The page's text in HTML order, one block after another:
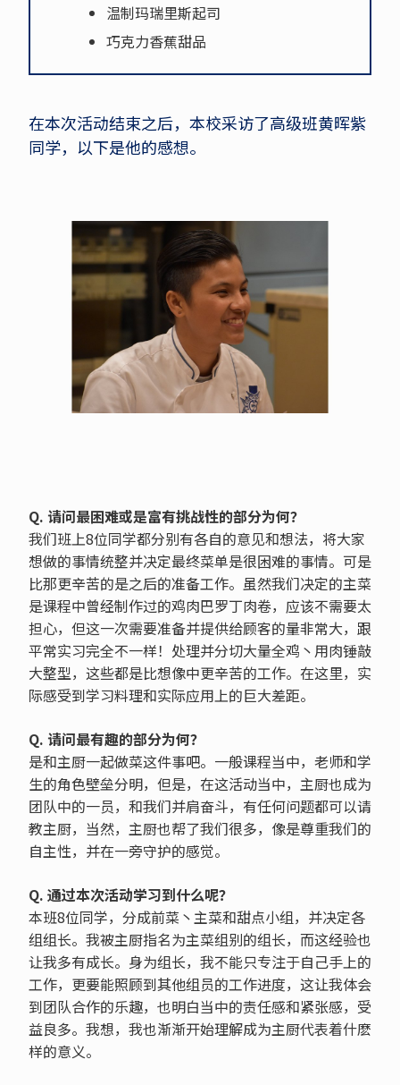
温制玛瑞里斯起司
巧克力香蕉甜品
在本次活动结束之后，本校采访了高级班黄晖紫
同学，以下是他的感想。
Q. 请问最困难或是富有挑战性的部分为何？
我们班上8位同学都分别有各自的意见和想法，将大家
想做的事情统整并决定最终菜单是很困难的事情。可是
比那更辛苦的是之后的准备工作。虽然我们决定的主菜
是课程中曾经制作过的鸡肉巴罗丁肉卷，应该不需要太
担心，但这一次需要准备并提供给顾客的量非常大，跟
平常实习完全不一样！处理并分切大量全鸡丶用肉锤敲
大整型，这些都是比想像中更辛苦的工作。在这里，实
际感受到学习料理和实际应用上的巨大差距。
Q. 请问最有趣的部分为何？
是和主厨一起做菜这件事吧。一般课程当中，老师和学
生的角色壁垒分明，但是，在这活动当中，主厨也成为
团队中的一员，和我们并肩奋斗，有任何问题都可以请
教主厨，当然，主厨也帮了我们很多，像是尊重我们的
自主性，并在一旁守护的感觉。
Q. 通过本次活动学习到什么呢？
本班8位同学，分成前菜丶主菜和甜点小组，并决定各
组组长。我被主厨指名为主菜组别的组长，而这经验也
让我多有成长。身为组长，我不能只专注于自己手上的
工作，更要能照顾到其他组员的工作进度，这让我体会
到团队合作的乐趣，也明白当中的责任感和紧张感，受
益良多。我想，我也渐渐开始理解成为主厨代表着什麽
样的意义。